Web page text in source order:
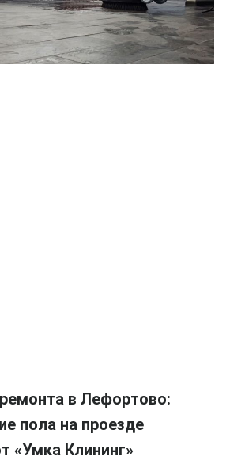
в Лефортово:
пола на проезде
«Умка Клининг»